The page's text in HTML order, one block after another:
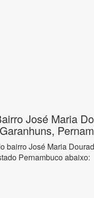
José Maria
bairro José Maria
Pernambuco abaixo: